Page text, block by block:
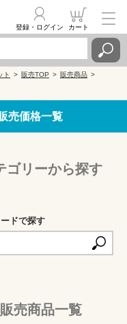
登録・ログイン カート
ト 販売TOP
販売商品
売価格一覧
ゴリーから探す
ドで探す
売商品一覧